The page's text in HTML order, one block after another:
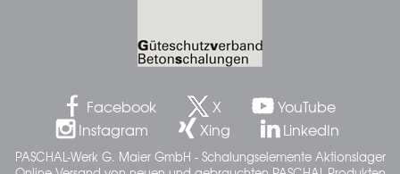
Facebook X
YouTube
Instagram
Xing LinkedIn
PASCHAL-Werk G. Maier GmbH - Schalungselemente Aktionslager